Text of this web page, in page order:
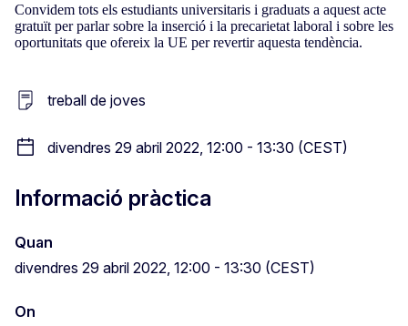
Convidem tots els estudiants universitaris i graduats a aquest acte
gratuït per parlar sobre la inserció i la precarietat laboral i sobre les
oportunitats que ofereix la UE per revertir aquesta tendència.
treball de joves
divendres 29 abril 2022, 12:00 - 13:30 (CEST)
Informació pràctica
Quan
divendres 29 abril 2022, 12:00 - 13:30 (CEST)
On